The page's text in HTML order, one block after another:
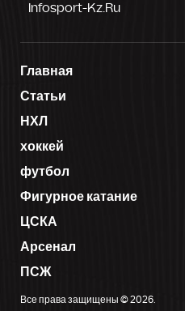
Infosport-Kz.ru
Главная
Статьи
НХЛ
хоккей
футбол
Фигурное катание
ЦСКА
Арсенал
ПСЖ
Все права защищены © 2026.